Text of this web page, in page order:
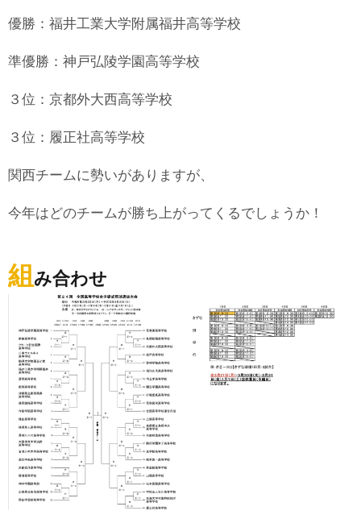
優勝：福井工業大学附属福井高等学校
準優勝：神戸弘陵学園高等学校
３位：京都外大西高等学校
３位：履正社高等学校
関西チームに勢いがありますが、
今年はどのチームが勝ち上がってくるでしょうか！
組み合わせ